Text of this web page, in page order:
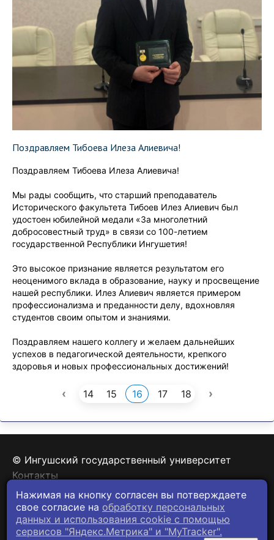
Поздравляем Тибоева Илеза Алиевича!
Поздравляем Тибоева Илеза Алиевича!
Мы рады сообщить, что старший преподаватель
Исторического факультета Тибоев Илез Алиевич был
удостоен юбилейной медали «За многолетний
добросовестный труд» в связи со 100-летием
государственной Республики Ингушетия!
Это высокое признание является результатом его
неоценимого вклада в образование, науку и просвещение
нашей республики. Илез Алиевич является примером
профессионализма и преданности делу, вдохновляя
студентов своим опытом и знаниями.
Поздравляем нашего коллегу и желаем дальнейших
успехов в педагогической деятельности, крепкого
здоровья и новых профессиональных достижений!
‹ 14 15 16 17 18 ›
© Ингушский государственный университет
Контакты
Политика конфиденциальности
Нажимая на кнопку согласен вы потверждаете
свое согласие на обработку персональных
данных и использования cookie c помощью
сервисов "Яндекс.Метрика" и "MyTracker".